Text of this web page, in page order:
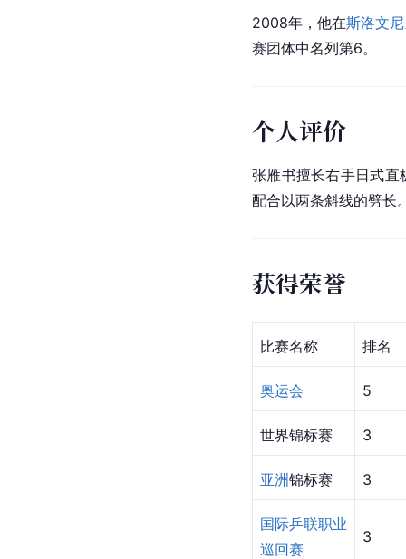
2008年，他在斯洛文
赛团体中名列第6。
个人评价
张雁书擅长右手日式直
配合以两条斜线的劈长
获得荣誉
比赛名称 排名
奥运会 5
世界锦标赛 3
亚洲锦标赛 3
国际乒联职业
巡回赛
3